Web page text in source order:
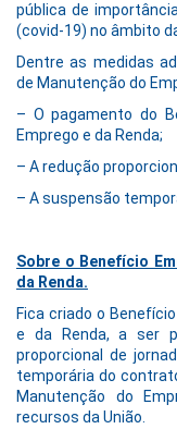
pública de
(covid-19) no âmbito
Dentre as medidas
de Manutenção do
– O pagamento do
Emprego e da Renda;
– A redução
– A suspensão
Sobre o Benefício
da Renda.
Fica criado o
e da Renda, a ser
proporcional de
temporária do
Manutenção do
recursos da União.